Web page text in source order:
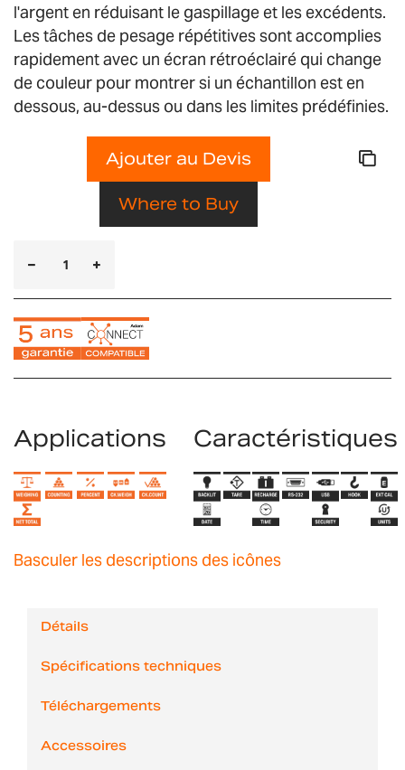
l'argent en réduisant le gaspillage et les excédents.
Les tâches de pesage répétitives sont accomplies
rapidement avec un écran rétroéclairé qui change
de couleur pour montrer si un échantillon est en
dessous, au-dessus ou dans les limites prédéfinies.
Ajouter au Devis
Where to Buy
Applications Caractéristiques
Basculer les descriptions des icônes
Détails
Spécifications techniques
Téléchargements
Accessoires